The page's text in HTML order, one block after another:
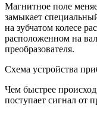
Магнитное поле
замыкает
на зубчатом колесе
расположенном на
преобразователя.
Схема устройства
Чем быстрее
поступает сигнал от